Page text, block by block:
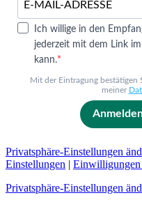
Ich willige in den
jederzeit mit dem Link
kann.
Mit der Eintragung bestätigen
meiner
Privatsphäre-Einstellungen
Einstellungen |
Privatsphäre-Einstellungen